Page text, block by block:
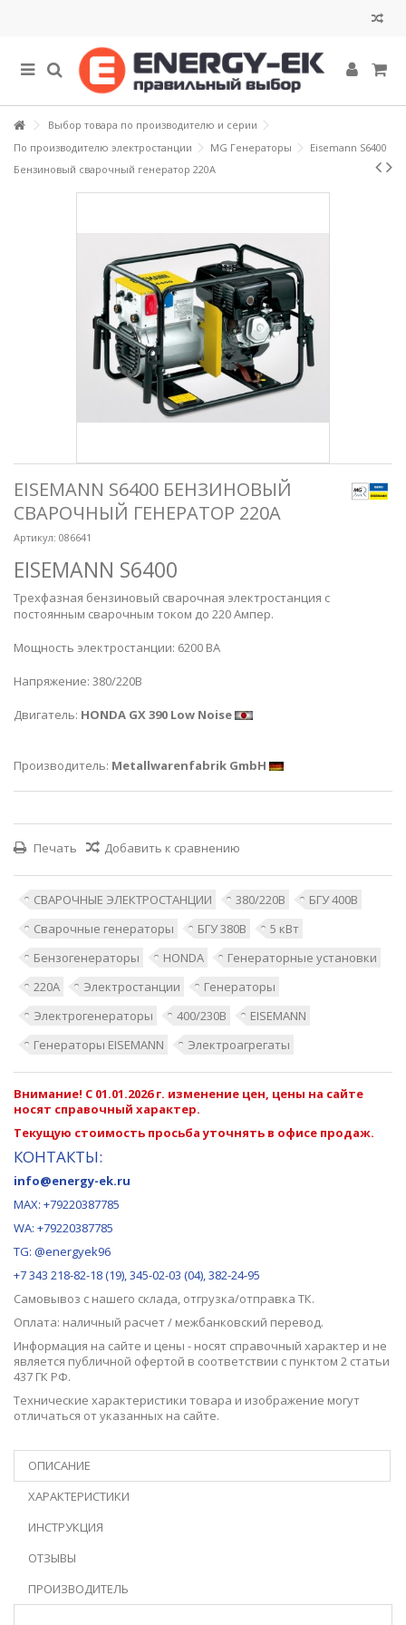
Выбор товара по производителю и серии
По производителю электростанции
MG Генераторы
Eisemann S6400
Бензиновый сварочный генератор 220А
EISEMANN S6400 БЕНЗИНОВЫЙ
СВАРОЧНЫЙ ГЕНЕРАТОР 220А
Артикул: 086641
EISEMANN S6400
Трехфазная бензиновый сварочная электростанция с
постоянным сварочным током до 220 Ампер.
Мощность электростанции: 6200 ВА
Напряжение: 380/220В
Двигатель: HONDA GX 390 Low Noise
Производитель: Metallwarenfabrik GmbH
Печать Добавить к сравнению
СВАРОЧНЫЕ ЭЛЕКТРОСТАНЦИИ 380/220В
БГУ 400В
Сварочные генераторы
БГУ 380В
5 кВт
Бензогенераторы
HONDA
Генераторные установки
220А
Электростанции
Генераторы
Электрогенераторы
400/230В
EISEMANN
Генераторы EISEMANN
Электроагрегаты
Внимание! С 01.01.2026 г. изменение цен, цены на сайте
носят справочный характер.
Текущую стоимость просьба уточнять в офисе продаж.
КОНТАКТЫ:
info@energy-ek.ru
MAX: +79220387785
WA: +79220387785
TG: @energyek96
+7 343 218-82-18 (19), 345-02-03 (04), 382-24-95
Самовывоз с нашего склада, отгрузка/отправка ТК.
Оплата: наличный расчет / межбанковский перевод.
Информация на сайте и цены - носят справочный характер и не
является публичной офертой в соответствии с пунктом 2 статьи
437 ГК РФ.
Технические характеристики товара и изображение могут
отличаться от указанных на сайте.
ОПИСАНИЕ
ХАРАКТЕРИСТИКИ
ИНСТРУКЦИЯ
ОТЗЫВЫ
ПРОИЗВОДИТЕЛЬ